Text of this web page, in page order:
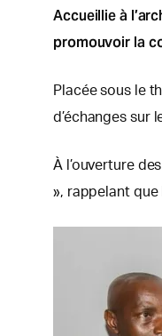
Accueillie à
promouvoir la
Placée sous le
d’échanges sur
À l’ouverture
», rappelant